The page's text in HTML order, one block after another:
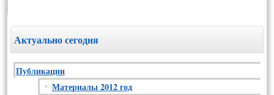
Актуально сегодня
Публикации
Материалы 2012 год